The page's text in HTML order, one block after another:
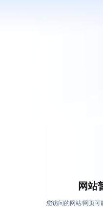
网站
您访问的网站/网页可